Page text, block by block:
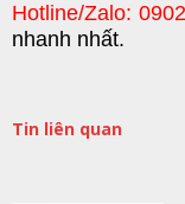
Hotline/Zalo:
nhanh nhất.
Tin liên quan